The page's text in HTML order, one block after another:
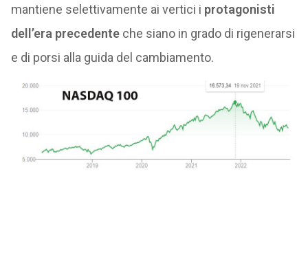
mantiene selettivamente ai vertici i protagonisti
dell’era precedenteche siano in grado di rigenerarsi
e di porsi alla guida del cambiamento.